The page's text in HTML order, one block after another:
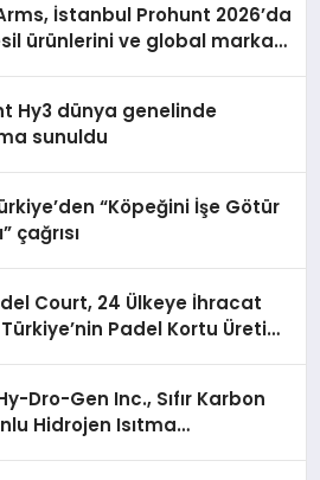
İstanbul Prohunt 2026’da
ürünlerini ve global marka
Hy3 dünya genelinde
sunuldu
“Köpeğini İşe Götür
çağrısı
Court, 24 Ülkeye İhracat
Padel Kortu Üretim
Dro-Gen Inc., Sıfır Karbon
Hidrojen Isıtma